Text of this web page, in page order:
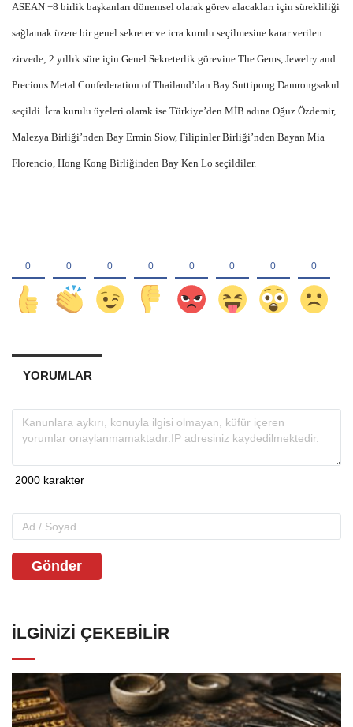
ASEAN +8 birlik başkanları dönemsel olarak görev alacakları için sürekliliği
sağlamak üzere bir genel sekreter ve icra kurulu seçilmesine karar verilen
zirvede; 2 yıllık süre için Genel Sekreterlik görevine The Gems, Jewelry and
Precious Metal Confederation of Thailand’dan Bay Suttipong Damrongsakul
seçildi. İcra kurulu üyeleri olarak ise Türkiye’den MİB adına Oğuz Özdemir,
Malezya Birliği’nden Bay Ermin Siow, Filipinler Birliği’nden Bayan Mia
Florencio, Hong Kong Birliğinden Bay Ken Lo seçildiler.
YORUMLAR
Gönder
İLGINIZI ÇEKEBILIR